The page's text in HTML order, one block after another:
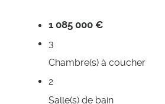
1 085 000 €
3
Chambre(s) à coucher
2
Salle(s) de bain